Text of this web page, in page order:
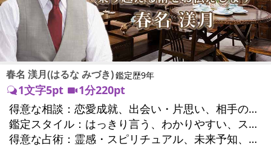
春名 渼月(はるな みづき)鑑定歴9年
1文字5pt
1分220pt
得意な相談：
恋愛成就、出会い・片思い、相手の気持ち、相性、結婚、男心・女心、二人の今後、複雑な恋愛、三角関係、略奪愛、浮気、不倫、復活愛、復縁、離婚、同性愛・LGBT、人間関係、職場の人間関係、対人関係、仕事運、適職、天職、転職、進路、就職、人生全般、使命、経営相談、人事、開業、夢、目標、ビジネスチャンス、ビジネスパートナー、パワーハラスメント、家族関係、夫婦関係、家庭問題、夫婦問題、シングルマザー、ストレス、いじめ、人生相談、ペットの気持ち、引越し・転居、方位、開運指導、健康運、金運、金銭トラブル、ご近所問題
鑑定スタイル：
はっきり言う、わかりやすい、スピード鑑定、簡潔、具体的、的確、納得感、友達のように相談できる、聞き上手、とても話しやすい、じっくり聞いてくれる、勇気をくれる、前向き・元気になれる
得意な占術：
霊感・スピリチュアル、未来予知、チャネリング、タロット、九星気学、占星術、カラー診断、易学、陰陽五行、手相、人相(顔相)、祈願、オリジナル占術